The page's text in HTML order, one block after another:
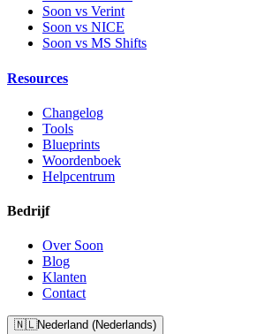
Soon vs Verint
Soon vs NICE
Soon vs MS Shifts
Resources
Changelog
Tools
Blueprints
Woordenboek
Helpcentrum
Bedrijf
Over Soon
Blog
Klanten
Contact
🇳🇱Nederland (Nederlands)